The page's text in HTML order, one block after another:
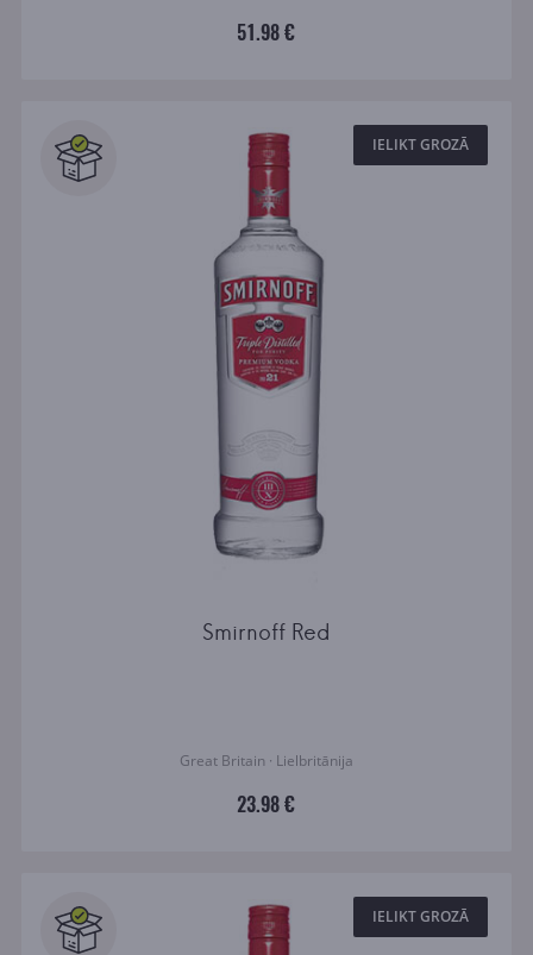
51.98 €
IELIKT GROZĀ
Smirnoff Red
Great Britain · Lielbritānija
23.98 €
IELIKT GROZĀ